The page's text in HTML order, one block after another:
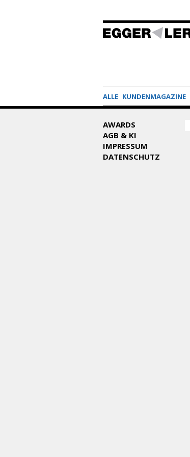
ALLE KUNDENMAGAZINE
AWARDS
AGB & KI
IMPRESSUM
DATENSCHUTZ